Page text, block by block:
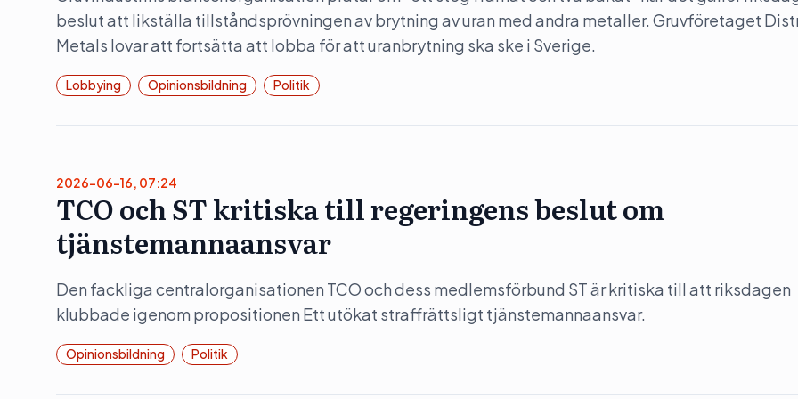
beslut att likställa tillståndsprövningen av brytning av uran med andra metaller. Gruvföretaget
Metals lovar att fortsätta att lobba för att uranbrytning ska ske i Sverige.
Lobbying Opinionsbildning Politik
2026-06-16, 07:24
TCO och ST kritiska till regeringens beslut om
tjänstemannaansvar
Den fackliga centralorganisationen TCO och dess medlemsförbund ST är kritiska till att riksdagen
klubbade igenom propositionen Ett utökat straffrättsligt tjänstemannaansvar.
Opinionsbildning Politik